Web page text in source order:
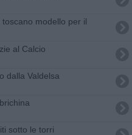
modello per il
al Calcio
dalla Valdelsa
sotto le torri